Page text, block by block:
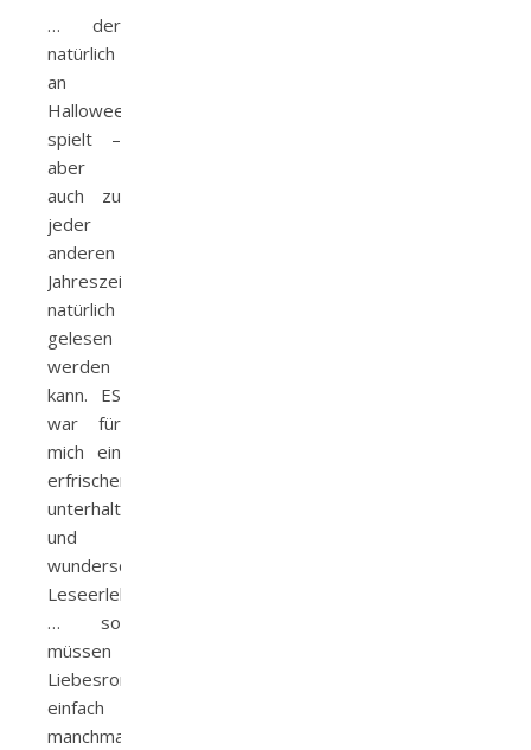
… der
natürlich
an
Halloween
spielt –
aber
auch zu
jeder
anderen
Jahreszeit
natürlich
gelesen
werden
kann. ES
war für
mich ein
erfrischendes,
unterhaltsames
und
wunderschönes
Leseerlebnis
… so
müssen
Liebesromane
einfach
manchmal